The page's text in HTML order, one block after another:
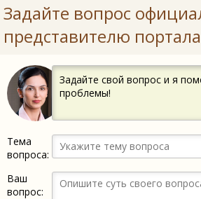
Задайте вопрос
представителю
Задайте свой вопрос и я
проблемы!
Тема
вопроса:
Ваш
вопрос: